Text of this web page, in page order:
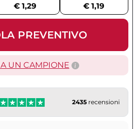
€ 1,29
€ 1,19
PREVENTIVO
UN CAMPIONE
2435 recensioni